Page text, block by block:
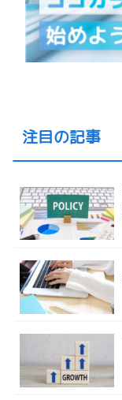
注目の記事